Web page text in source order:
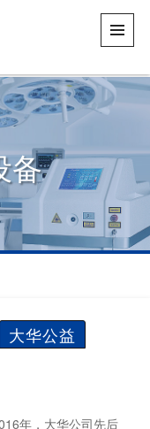
备
大华公益
年，大华公司先后